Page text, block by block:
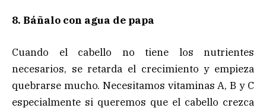
8. Báñalo con agua de papa
Cuando el cabello no tiene los nutrientes
necesarios, se retarda el crecimiento y empieza
quebrarse mucho. Necesitamos vitaminas A, B y C
especialmente si queremos que el cabello crezca